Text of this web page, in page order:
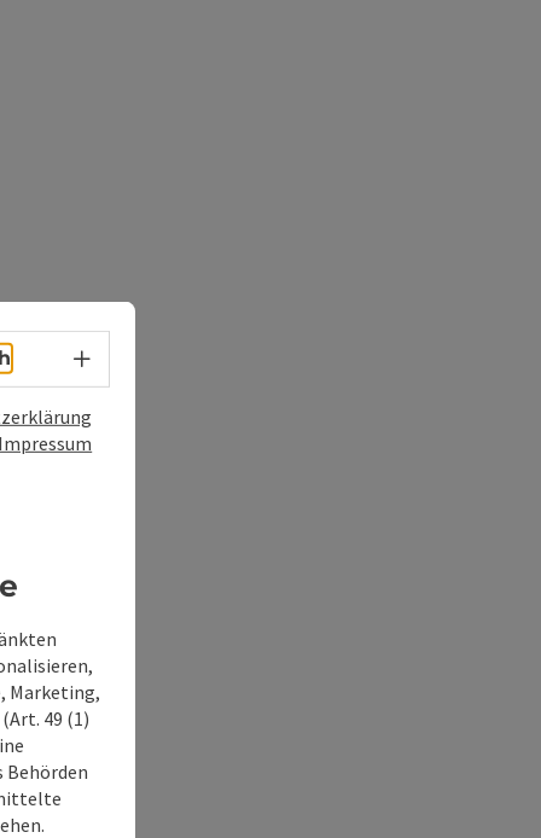
Sprachwahl - Menü öffnen
Impressum
Marketing,
49 (1)
Behörden